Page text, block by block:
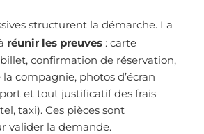
structurent la démarche. La
réunir les preuves : carte
confirmation de réservation,
compagnie, photos d’écran
et tout justificatif des frais
taxi). Ces pièces sont
valider la demande.